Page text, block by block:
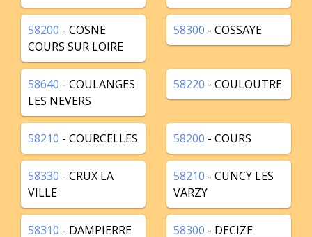
58200 - COSNE
COURS SUR LOIRE
58300 - COSSAYE
58640 - COULANGES
LES NEVERS
58220 - COULOUTRE
58210 - COURCELLES 58200 - COURS
58330 - CRUX LA
VILLE
58210 - CUNCY LES
VARZY
58310 - DAMPIERRE
58300 - DECIZE